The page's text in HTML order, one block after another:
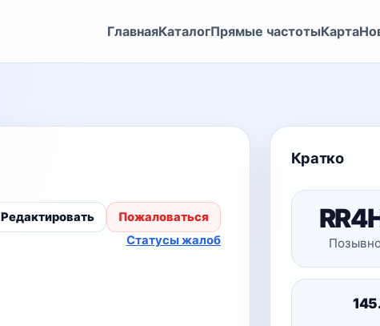
ГлавнаяКаталогПрямые частотыКарта
Редактировать
Пожаловаться
Статусы жалоб
Кратко